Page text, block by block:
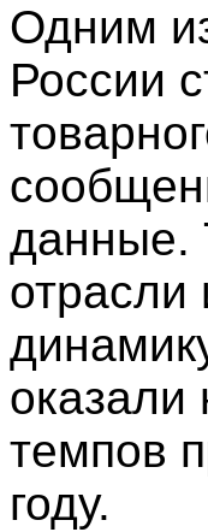
Одним
России
данные.
отрасли
оказали
темпов
году.